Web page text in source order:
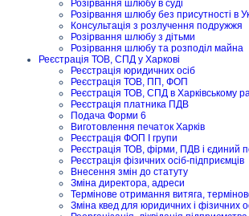
Розірвання шлюбу в суді
Розірвання шлюбу без присутності в
Консультація з розлучення подружжя
Розірвання шлюбу з дітьми
Розірвання шлюбу та розподіл майна
Реєстрація ТОВ, СПД у Харкові
Реєстрація юридичних осіб
Реєстрація ТОВ, ПП, ФОП
Реєстрація ТОВ, СПД в Харківському
Реєстрація платника ПДВ
Подача Форми 6
Виготовлення печаток Харків
Реєстрація ФОП I групи
Реєстрація ТОВ, фірми, ПДВ і єдиний
Реєстрація фізичних осіб-підприємців
Внесення змін до статуту
Зміна директора, адреси
Термінове отримання витяга,
Зміна квед для юридичних і фізичних